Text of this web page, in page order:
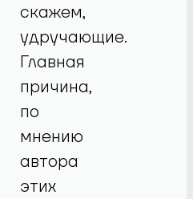
скажем,
удручающие.
Главная
причина,
по
мнению
автора
этих